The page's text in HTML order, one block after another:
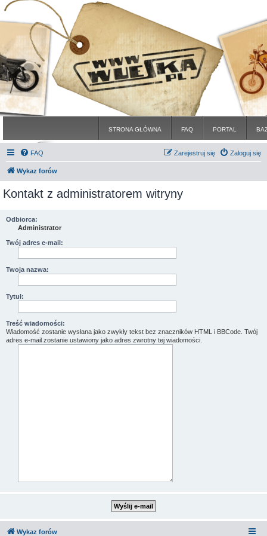
STRONA GŁÓWNA FAQ PORTAL
FAQ Zaloguj się
Zarejestruj się
Wykaz forów
Kontakt z administratorem witryny
Odbiorca:
Administrator
Twój adres e-mail:
Twoja nazwa:
Tytuł:
Treść wiadomości:
Wiadomość zostanie wysłana jako zwykły tekst bez znaczników HTML i BBCode. Twój
adres e-mail zostanie ustawiony jako adres zwrotny tej wiadomości.
Wykaz forów